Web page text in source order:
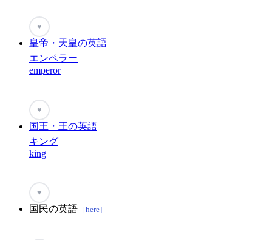
♥
皇帝・天皇の英語
エンペラー
emperor
♥
国王・王の英語
キング
king
♥
国民の英語 [here]